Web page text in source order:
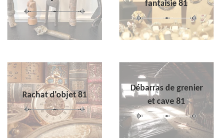
fantaisie 81
Rachat d'objet 81
Débarras de grenier
et cave 81